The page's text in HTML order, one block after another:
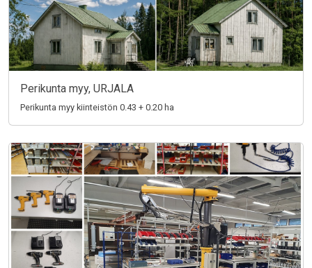
Perikunta myy, URJALA
Perikunta myy kiinteistön 0.43 + 0.20 ha